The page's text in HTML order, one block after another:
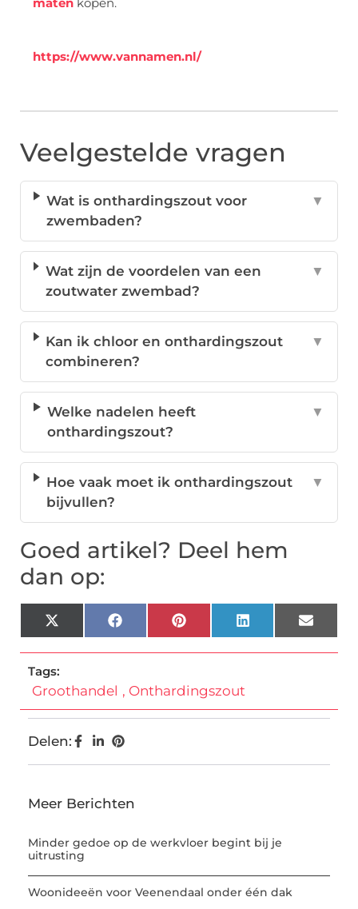
https://www.vannamen.nl/
Veelgestelde vragen
Wat is onthardingszout voor
zwembaden?
▼
Wat zijn de voordelen van een
zoutwater zwembad?
▼
Kan ik chloor en onthardingszout
combineren?
▼
Welke nadelen heeft
onthardingszout?
▼
Hoe vaak moet ik onthardingszout
bijvullen?
▼
Goed artikel? Deel hem
dan op:
X
(Twitter)
FacebookPinterestLinkedInEmail
Tags:
Groothandel , Onthardingszout
Delen:
Meer Berichten
Minder gedoe op de werkvloer begint bij je
uitrusting
Woonideeën voor Veenendaal onder één dak